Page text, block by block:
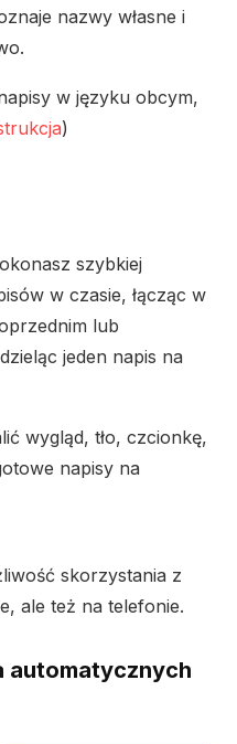
nazwy własne i
w języku obcym,
)
szybkiej
w czasie, łącząc w
lub
jeden napis na
wygląd, tło, czcionkę,
napisy na
skorzystania z
ale też na telefonie.
automatycznych